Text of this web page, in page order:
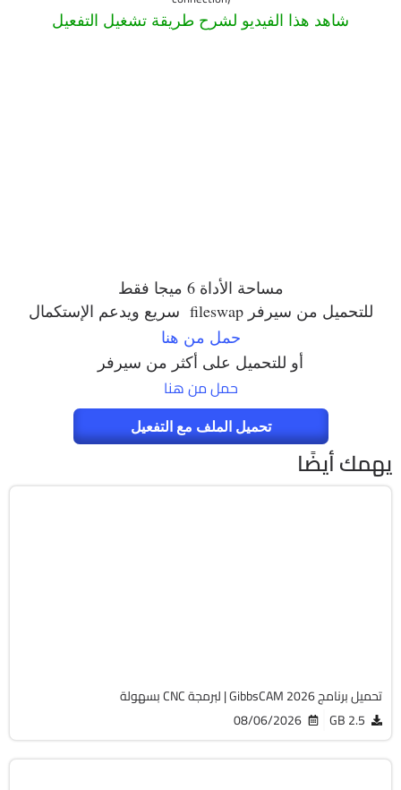
شاهد هذا الفيديو لشرح طريقة تشغيل التفعيل
مساحة الأداة 6 ميجا فقط
للتحميل من سيرفر fileswap سريع ويدعم الإستكمال
حمل من هنا
أو للتحميل على أكثر من سيرفر
حمل من هنا
تحميل الملف مع التفعيل
يهمك أيضًا
تحميل برنامج GibbsCAM 2026 | لبرمجة CNC بسهولة
2.5 GB
08/06/2026